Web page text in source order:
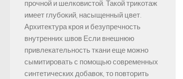
прочной и шелковистой. Такой трикотаж
имеет глубокий, насыщенный цвет.
Архитектура кроя и безупречность
внутренних швов Если внешнюю
привлекательность ткани еще можно
сымитировать с помощью современных
синтетических добавок, то повторить